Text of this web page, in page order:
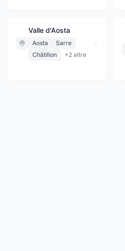
Valle d'Aosta
Aosta
Sarre
Châtillon
+2 altre